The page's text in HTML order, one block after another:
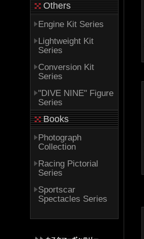
Others
Engine Kit Series
Lightweight Kit
Series
Conversion Kit
Series
"DIVE NINE" Figure
Series
Books
Photograph
Collection
Racing Pictorial
Series
Sportscar
Spectacles Series